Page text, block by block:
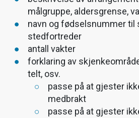
målgruppe, aldersgrense,
navn og fødselsnummer til
stedfortreder
antall vakter
forklaring av
telt, osv.
passe på at gjester
medbrakt
passe på at gjester